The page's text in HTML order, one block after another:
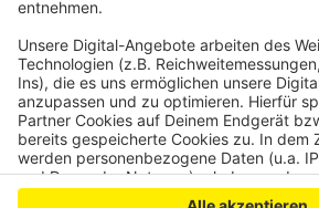
Anzeige
Anzeige